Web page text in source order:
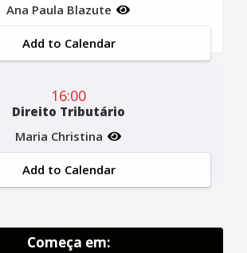
Ana Paula Blazute
Add to Calendar
16:00
Direito Tributário
Maria Christina
Add to Calendar
Começa em: